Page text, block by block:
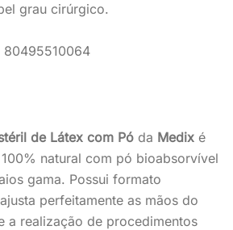
grau cirúrgico.
80495510064
de Látex com Pó da Medix é
natural com pó bioabsorvível
gama. Possui formato
perfeitamente as mãos do
a realização de procedimentos